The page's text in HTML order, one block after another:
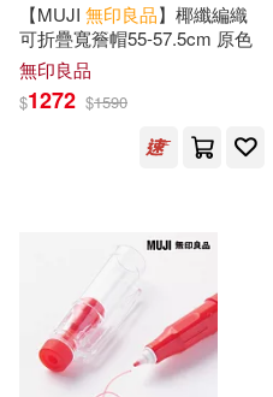
【MUJI 無印良品】椰纖編織
可折疊寬簷帽55-57.5cm 原色
無印良品
$1272 $1590